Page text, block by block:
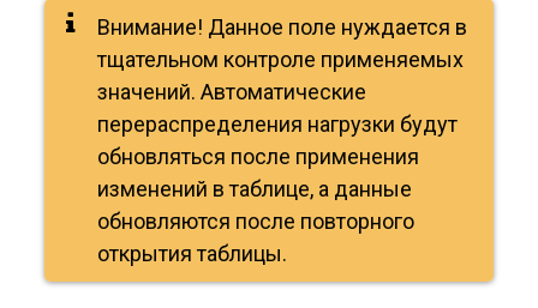
Внимание! Данное поле нуждается в
тщательном контроле применяемых
значений. Автоматические
перераспределения нагрузки будут
обновляться после применения
изменений в таблице, а данные
обновляются после повторного
открытия таблицы.